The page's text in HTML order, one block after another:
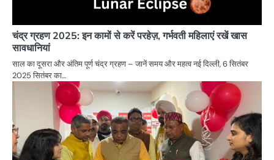
चंद्र ग्रहण 2025: इन कामों से करें परहेज़, गर्भवती महिलाएं रखें खास
सावधानियां
साल का दूसरा और अंतिम पूर्ण चंद्र ग्रहण – जानें समय और महत्व नई दिल्ली, 6 सितंबर
2025 सितंबर का…